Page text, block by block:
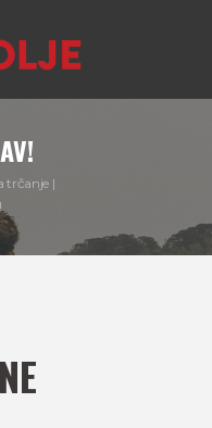
trčanje